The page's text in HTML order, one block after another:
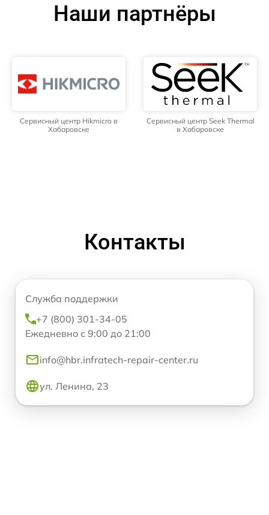
Наши партнёры
Сервисный центр Hikmicro в
Хабаровске
Сервисный центр Seek Thermal
в Хабаровске
Контакты
Служба поддержки
+7 (800) 301-34-05
Ежедневно с 9:00 до 21:00
info@hbr.infratech-repair-center.ru
ул. Ленина, 23